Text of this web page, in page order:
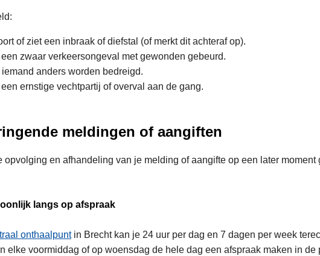
of ziet een inbraak of diefstal (of merkt dit achteraf op).
een zwaar verkeersongeval met gewonden gebeurd.
anders worden bedreigd.
een ernstige vechtpartij of overval aan de gang.
meldingen of aangiften
opvolging en afhandeling van je melding of aangifte op een later
langs op afspraak
onthaalpuntin Brecht kan je 24 uur per dag en 7 dagen per week
elke voormiddag of op woensdag de hele dag een afspraak maken in de